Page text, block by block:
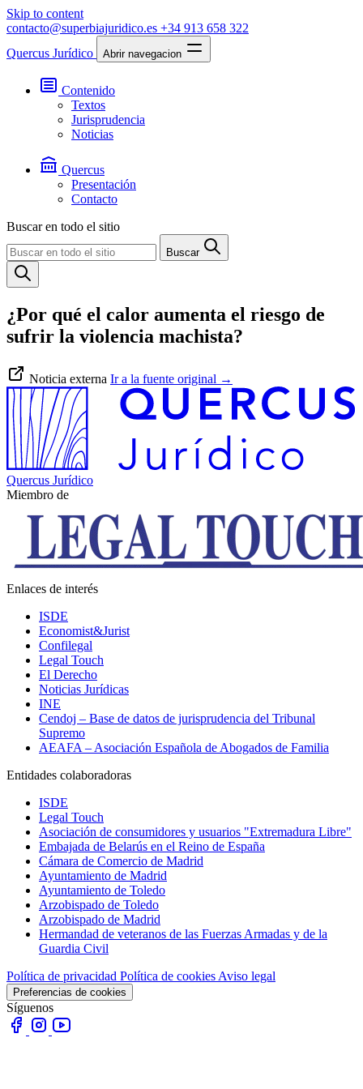
Skip to content
contacto@superbiajuridico.es +34 913 658 322
Quercus Jurídico
Abrir navegacion
Contenido
Textos
Jurisprudencia
Noticias
Quercus
Presentación
Contacto
Buscar en todo el sitio
Buscar
¿Por qué el calor aumenta el riesgo de
sufrir la violencia machista?
Noticia externa Ir a la fuente original →
Quercus Jurídico
Miembro de
Enlaces de interés
ISDE
Economist&Jurist
Confilegal
Legal Touch
El Derecho
Noticias Jurídicas
INE
Cendoj – Base de datos de jurisprudencia del Tribunal
Supremo
AEAFA – Asociación Española de Abogados de Familia
Entidades colaboradoras
ISDE
Legal Touch
Asociación de consumidores y usuarios "Extremadura Libre"
Embajada de Belarús en el Reino de España
Cámara de Comercio de Madrid
Ayuntamiento de Madrid
Ayuntamiento de Toledo
Arzobispado de Toledo
Arzobispado de Madrid
Hermandad de veteranos de las Fuerzas Armadas y de la
Guardia Civil
Política de privacidad Política de cookies Aviso legal
Preferencias de cookies
Síguenos